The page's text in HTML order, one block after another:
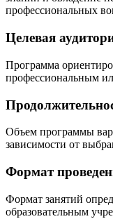
профессиональных
Целевая
Программа
профессиональным
Объем программы
зависимости от
Формат
Формат занятий
образовательным